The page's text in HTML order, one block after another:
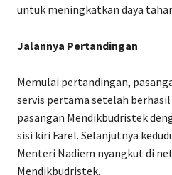
untuk meningkatkan daya
Jalannya Pertandingan
Memulai pertandingan,
servis pertama setelah
pasangan Mendikbudristek
sisi kiri Farel. Selanjutnya
Menteri Nadiem nyangkut di
Mendikbudristek.